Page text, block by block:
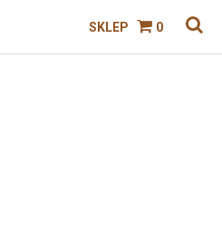
SKLEP 0